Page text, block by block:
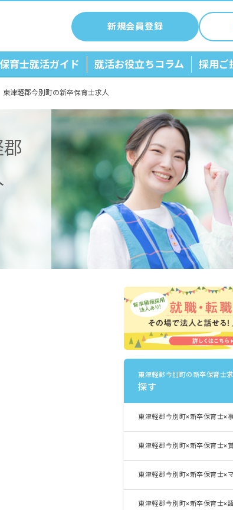
新規会員登録
保育士就活ガイド 就活お役立ちコラム 採用ご
東津軽郡今別町の新卒保育士求人
郡
東津軽郡今別町の新卒保育士
探す
東津軽郡今別町×新卒保育士×
東津軽郡今別町×新卒保育士×
東津軽郡今別町×新卒保育士×
東津軽郡今別町×新卒保育士×